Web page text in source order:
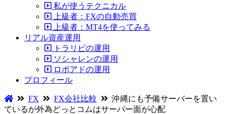
私が使うテクニカル
上級者：FXの自動売買
上級者：MT4を使ってみる
リアル資産運用
トラリピの運用
ソシャレンの運用
ロボアドの運用
プロフィール
FX FX会社比較
沖縄にも予備サーバーを置い
ているが外為どっとコムはサーバー面が心配